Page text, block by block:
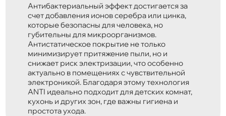
Антибактериальный эффект достигается за
счет добавления ионов серебра или цинка,
которые безопасны для человека, но
губительны для микроорганизмов.
Антистатическое покрытие не только
минимизирует притяжение пыли, но и
снижает риск электризации, что особенно
актуально в помещениях с чувствительной
электроникой. Благодаря этому технология
ANTI идеально подходит для детских комнат,
кухонь и других зон, где важны гигиена и
простота ухода.